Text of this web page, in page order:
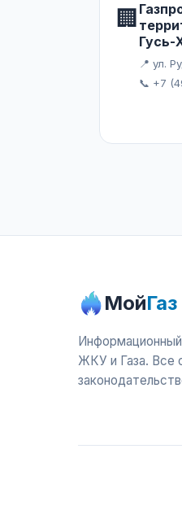
🏢
Гусь-
📍 ул.
📞 +7
МойГаз
ЖКУ и Газа. Все